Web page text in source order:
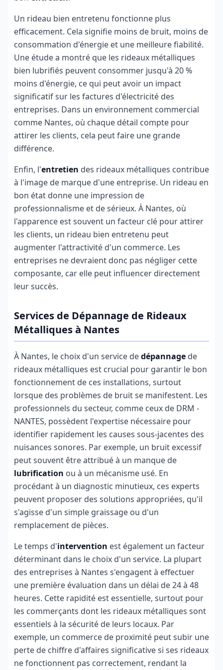
Un rideau bien entretenu fonctionne plus
efficacement. Cela signifie moins de bruit, moins de
consommation d'énergie et une meilleure fiabilité.
Une étude a montré que les rideaux métalliques
bien lubrifiés peuvent consommer jusqu'à 20 %
moins d'énergie, ce qui peut avoir un impact
significatif sur les factures d'électricité des
entreprises. Dans un environnement commercial
comme Nantes, où chaque détail compte pour
attirer les clients, cela peut faire une grande
différence.
Enfin, l'entretien des rideaux métalliques contribue
à l'image de marque d'une entreprise. Un rideau en
bon état donne une impression de
professionnalisme et de sérieux. À Nantes, où
l'apparence est souvent un facteur clé pour attirer
les clients, un rideau bien entretenu peut
augmenter l'attractivité d'un commerce. Les
entreprises ne devraient donc pas négliger cette
composante, car elle peut influencer directement
leur succès.
Services de Dépannage de Rideaux
Métalliques à Nantes
À Nantes, le choix d'un service dedépannage de
rideaux métalliques est crucial pour garantir le bon
fonctionnement de ces installations, surtout
lorsque des problèmes de bruit se manifestent. Les
professionnels du secteur, comme ceux de DRM -
NANTES, possèdent l'expertise nécessaire pour
identifier rapidement les causes sous-jacentes des
nuisances sonores. Par exemple, un bruit excessif
peut souvent être attribué à un manque de
lubrification ou à un mécanisme usé. En
procédant à un diagnostic minutieux, ces experts
peuvent proposer des solutions appropriées, qu'il
s'agisse d'un simple graissage ou d'un
remplacement de pièces.
Le temps d'intervention est également un facteur
déterminant dans le choix d'un service. La plupart
des entreprises à Nantes s'engagent à effectuer
une première évaluation dans un délai de 24 à 48
heures. Cette rapidité est essentielle, surtout pour
les commerçants dont les rideaux métalliques sont
essentiels à la sécurité de leurs locaux. Par
exemple, un commerce de proximité peut subir une
perte de chiffre d'affaires significative si ses rideaux
ne fonctionnent pas correctement, rendant la